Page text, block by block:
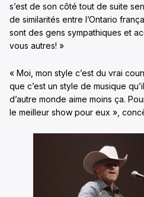
s’est de son côté tout de suite
de similarités entre l’Ontario
sont des gens sympathiques et
vous autres! »
« Moi, mon style c’est du vrai
que c’est un style de musique
d’autre monde aime moins ça.
le meilleur show pour eux »,